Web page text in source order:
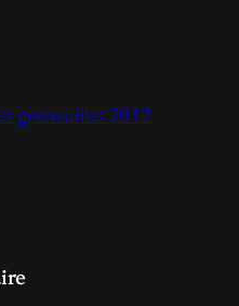
grenouilles 2012